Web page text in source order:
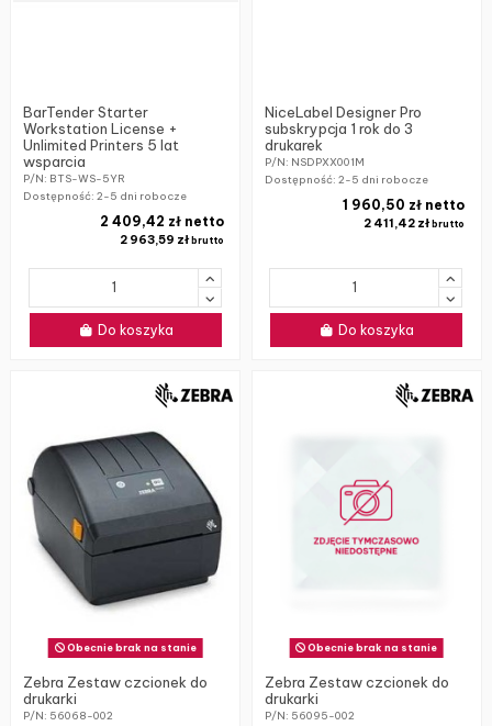
BarTender Starter
Workstation License +
Unlimited Printers 5 lat
wsparcia
P/N: BTS-WS-5YR
Dostępność:2-5 dni robocze
2 963,59 zł brutto
2 409,42 zł netto
Do koszyka
NiceLabel Designer Pro
subskrypcja 1 rok do 3
drukarek
P/N: NSDPXX001M
Dostępność: 2-5 dni robocze
2 411,42 złbrutto
1 960,50 zł netto
Do koszyka
Obecnie brak na stanie
Zebra Zestaw czcionek do
drukarki
P/N: 56068-002
Obecnie brak na stanie
Zebra Zestaw czcionek do
drukarki
P/N: 56095-002